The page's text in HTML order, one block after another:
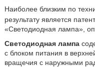
Наиболее близким по
результату является
«Светодиодная лампа»,
Светодиодная лампа
с блоком питания в
вращечия с наружными